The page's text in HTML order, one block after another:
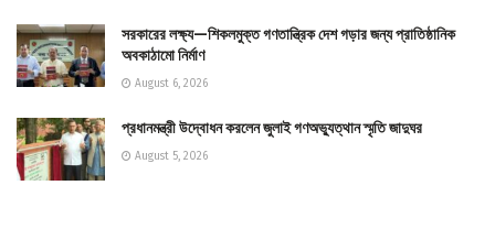
সরকারের লক্ষ্য—শিকলমুক্ত গণতান্ত্রিক দেশ গড়ার জন্য প্রাতিষ্ঠানিক
অবকাঠামো নির্মাণ
August 6, 2026
প্রধানমন্ত্রী উদ্বোধন করলেন জুলাই গণঅভ্যুত্থান স্মৃতি জাদুঘর
August 5, 2026